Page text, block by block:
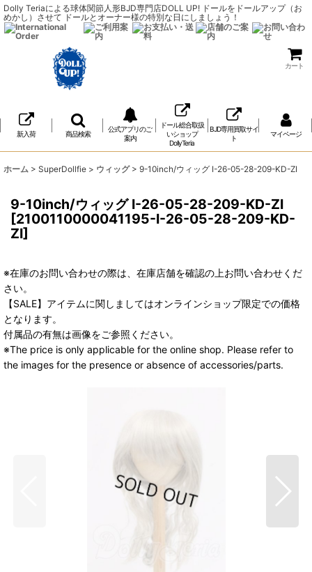
Dolly Teriaによる球体関節人形BJD専門店DOLL UP! ドールをドールアップ（お
めかし）させて ドールとオーナー様の特別な日にしましょう！
カート
新入荷 商品検索
公式アプリのご
案内
ドール総合取扱
いショップ
DollyTeria
BJD専用買取サイ
ト
マイページ
ホーム > SuperDollfie > ウィッグ > 9-10inch/ウィッグ I-26-05-28-209-KD-ZI
9-10inch/ウィッグ I-26-05-28-209-KD-ZI
[2100110000041195-I-26-05-28-209-KD-
ZI]
※在庫のお問い合わせの際は、在庫店舗を確認の上お問い合わせくだ
さい。
【SALE】アイテムに関しましてはオンラインショップ限定での価格
となります。
付属品の有無は画像をご参照ください。
※The price is only applicable for the online shop. Please refer to
the images for the presence or absence of accessories/parts.